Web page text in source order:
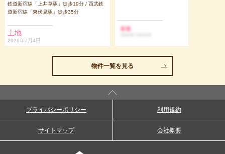
鉄道新宿線「上井草駅」徒歩19分 / 西武鉄
道新宿線「東伏見駅」徒歩35分
土地
2026年7月4日
物件一覧を見る
プライバシーポリシー 利用規約
サイトマップ 会社概要